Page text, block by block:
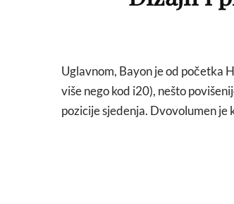
Uglavnom, Bayon je od početka
više nego kod i20), nešto
pozicije sjedenja. Dvovolumen